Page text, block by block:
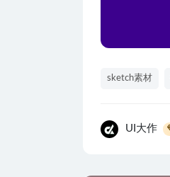
sketch素材
UI大作